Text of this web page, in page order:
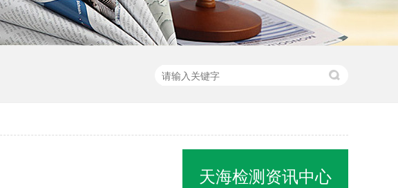
天海检测资讯中心